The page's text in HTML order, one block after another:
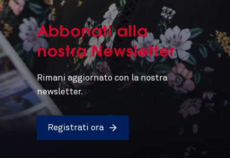
Abbonati alla
nostra Newsletter
Rimani aggiornato con la nostra
newsletter.
Registrati ora